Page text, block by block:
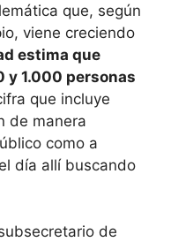
que, según
viene creciendo
estima que
y 1.000 personas
que incluye
de manera
como a
día allí buscando
de